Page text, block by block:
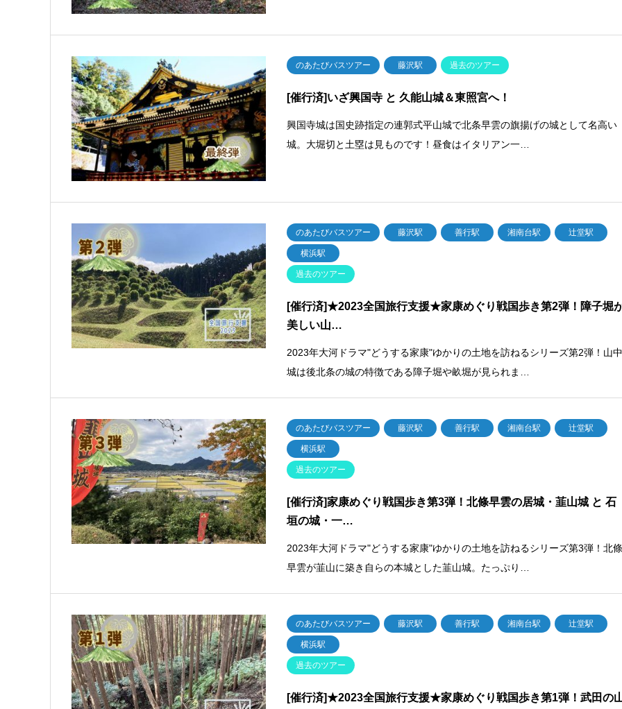
のあたびバスツアー 藤沢駅 過去のツアー
[催行済]いざ興国寺 と 久能山城＆東照宮へ！
興国寺城は国史跡指定の連郭式平山城で北条早雲の旗揚げの城として名高い
城。大堀切と土塁は見ものです！昼食はイタリアン一…
のあたびバスツアー 藤沢駅 善行駅 湘南台駅 辻堂駅
横浜駅
過去のツアー
[催行済]★2023全国旅行支援★家康めぐり戦国歩き第2弾！障子堀
美しい山…
2023年大河ドラマ"どうする家康"ゆかりの土地を訪ねるシリーズ第2弾！山
城は後北条の城の特徴である障子堀や畝堀が見られま…
のあたびバスツアー 藤沢駅 善行駅 湘南台駅 辻堂駅
横浜駅
過去のツアー
[催行済]家康めぐり戦国歩き第3弾！北條早雲の居城・韮山城 と 石
垣の城・一…
2023年大河ドラマ"どうする家康"ゆかりの土地を訪ねるシリーズ第3弾！北
早雲が韮山に築き自らの本城とした韮山城。たっぷり…
のあたびバスツアー 藤沢駅 善行駅 湘南台駅 辻堂駅
横浜駅
過去のツアー
[催行済]★2023全国旅行支援★家康めぐり戦国歩き第1弾！武田の